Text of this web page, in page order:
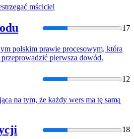
mściciel
17
polskim prawie procesowym, która
pierwsza dowód.
12
na tym, że każdy wers ma tę samą
18